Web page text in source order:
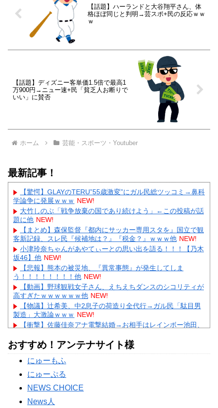
【話題】ハーランドと大谷翔平さん、体
格ほぼ同じと判明→芸スポ+民の反応ｗｗ
ｗ
【話題】ディズニー客単価1.5倍で最高1
万900円→ニュー速+民「貧乏人お断りで
いい」に賛否
ホーム 芸能・スポーツ・Youtuber
最新記事！
【驚愕】GLAYのTERU”55歳激変”にガル民総ツッコミ→鼻科
学論争に発展ｗｗｗ NEW!
大竹しのぶ「戦争放棄の国であり続けよう」←この投稿が話
題に他 NEW!
【まとめ】森保監督『都内にサッカー専用スタを』国立で観
客新記録、スレ民『候補地は？』『税金？』ｗｗｗ他 NEW!
小津玲奈ちゃんがあやてぃーとの思い出を語る！！！【乃木
坂46】他 NEW!
【悲報】熊本の被災地、『異常事態』が発生してしま
う！！！！！！！！他 NEW!
【動画】野球観戦女子さん、えちえちダンスのシコリティが
高すぎたｗｗｗｗｗｗ他 NEW!
【物議】辻希美、中2息子の荷造り全代行→ガル民「駄目男
製造」大激論ｗｗｗ NEW!
【衝撃】佐藤佳奈アナ電撃結婚→お相手はレインボー池田、
【物議】高木美帆、歯列矯正で”別人級”の変化→心ない声に
ガル民ブチギレ擁護ｗｗｗ NEW!
【悲報】彼氏の浮気に激怒→賃貸を椅子でフルボッコにした
女性にガル民総ツッコミｗｗｗ
Powered by livedoor 相互RSS
おすすめ！アンテナサイト様
にゅーもふ
にゅーぷる
NEWS CHOICE
News人